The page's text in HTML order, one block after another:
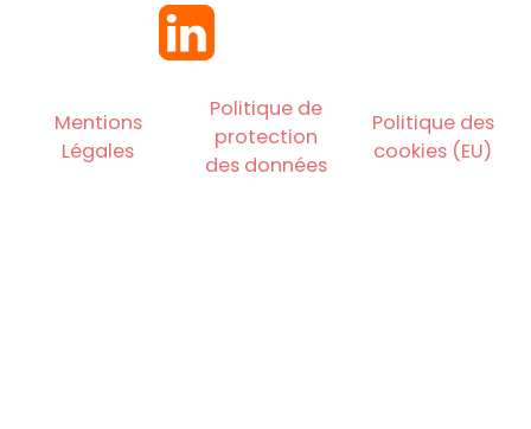
Mentions
Légales
Politique de
protection
des données
Politique des
cookies (EU)